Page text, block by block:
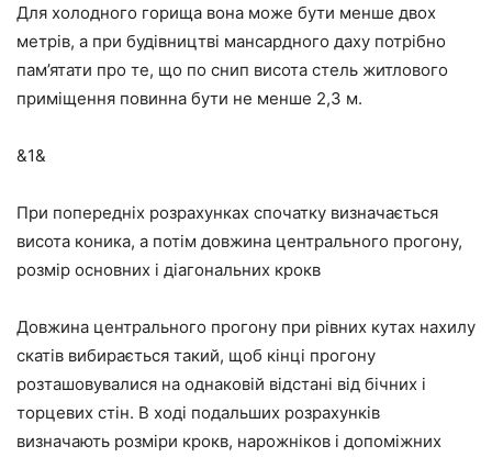
Для холодного горища вона може бути менше двох
метрів, а при будівництві мансардного даху потрібно
пам’ятати про те, що по снип висота стель житлового
приміщення повинна бути не менше 2,3 м.
&1&
При попередніх розрахунках спочатку визначається
висота коника, а потім довжина центрального прогону,
розмір основних і діагональних крокв
Довжина центрального прогону при рівних кутах нахилу
скатів вибирається такий, щоб кінці прогону
розташовувалися на однаковій відстані від бічних і
торцевих стін. В ході подальших розрахунків
визначають розміри крокв, нарожніков і допоміжних